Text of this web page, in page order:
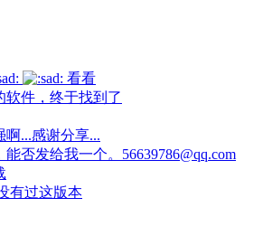
看看
软件，终于找到了
啊...感谢分享...
否发给我一个。56639786@qq.com
有过这版本